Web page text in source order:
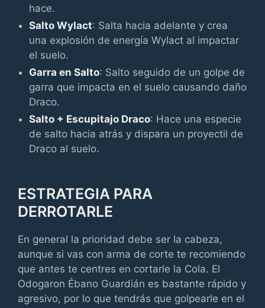
hace.
Salto Wylact: Salta hacia adelante y crea
una explosión de energía Wylact al impactar
el suelo.
Garra en Salto: Salto seguido de un golpe de
garra que impacta en el suelo causando daño
Draco.
Salto + Escupitajo Draco: Hace una especie
de salto hacia atrás y dispara un proyectil de
Draco al suelo.
ESTRATEGIA PARA
DERROTARLE
En general la prioridad debe ser la cabeza,
aunque si vas con arma de corte te recomiendo
que antes te centres en cortarle la Cola. El
Odogaron Ébano Guardián es bastante rápido y
agresivo, por lo que tendrás que golpearle en el